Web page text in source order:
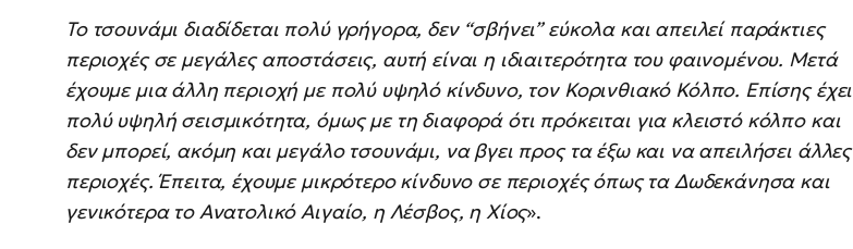
Το τσουνάμι διαδίδεται πολύ γρήγορα, δεν “σβήνει” εύκολα και απειλεί παράκτιες
περιοχές σε μεγάλες αποστάσεις, αυτή είναι η ιδιαιτερότητα του φαινομένου. Μετά
έχουμε μια άλλη περιοχή με πολύ υψηλό κίνδυνο, τον Κορινθιακό Κόλπο. Επίσης έχει
πολύ υψηλή σεισμικότητα, όμως με τη διαφορά ότι πρόκειται για κλειστό κόλπο και
δεν μπορεί, ακόμη και μεγάλο τσουνάμι, να βγει προς τα έξω και να απειλήσει άλλες
περιοχές. Έπειτα, έχουμε μικρότερο κίνδυνο σε περιοχές όπως τα Δωδεκάνησα και
γενικότερα το Ανατολικό Αιγαίο, η Λέσβος, η Χίος».